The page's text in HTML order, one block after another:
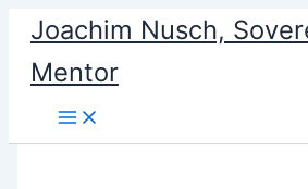
content
Joachim Nusch,
Mentor